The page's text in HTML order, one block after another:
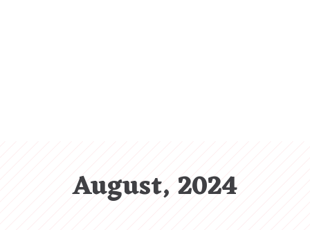
August, 2024